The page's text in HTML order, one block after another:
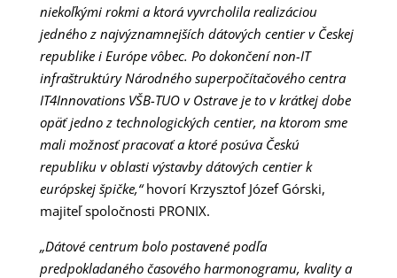
niekoľkými rokmi a ktorá vyvrcholila realizáciou
jedného z najvýznamnejších dátových centier v Českej
republike i Európe vôbec. Po dokončení non-IT
infraštruktúry Národného superpočítačového centra
IT4Innovations VŠB-TUO v Ostrave je to v krátkej dobe
opäť jedno z technologických centier, na ktorom sme
mali možnosť pracovať a ktoré posúva Českú
republiku v oblasti výstavby dátových centier k
európskej špičke,“hovorí Krzysztof Józef Górski,
majiteľ spoločnosti PRONIX.
„Dátové centrum bolo postavené podľa
predpokladaného časového harmonogramu, kvality a